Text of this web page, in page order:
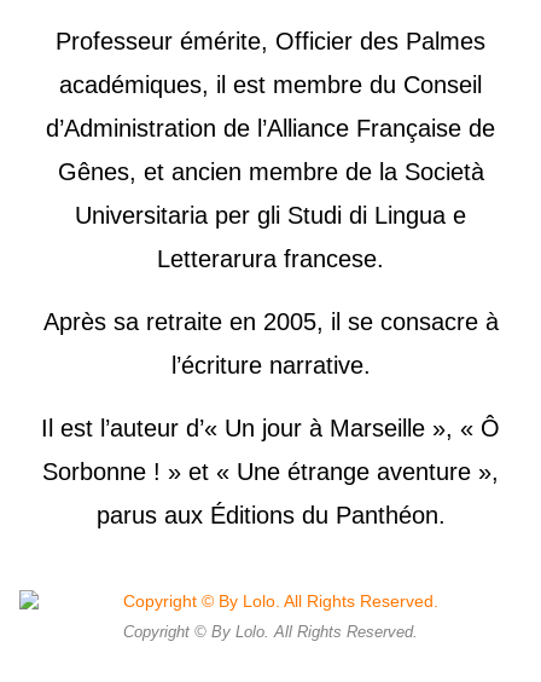
Professeur émérite, Officier des Palmes
académiques, il est membre du Conseil
d’Administration de l’Alliance Française de
Gênes, et ancien membre de la Società
Universitaria per gli Studi di Lingua e
Letterarura francese.
Après sa retraite en 2005, il se consacre à
l’écriture narrative.
Il est l’auteur d’« Un jour à Marseille », « Ô
Sorbonne ! » et « Une étrange aventure »,
parus aux Éditions du Panthéon.
Copyright © By Lolo. All Rights Reserved.